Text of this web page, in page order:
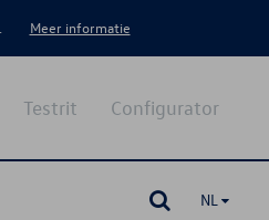
Meer informatie
Configurator
Testrit
NL